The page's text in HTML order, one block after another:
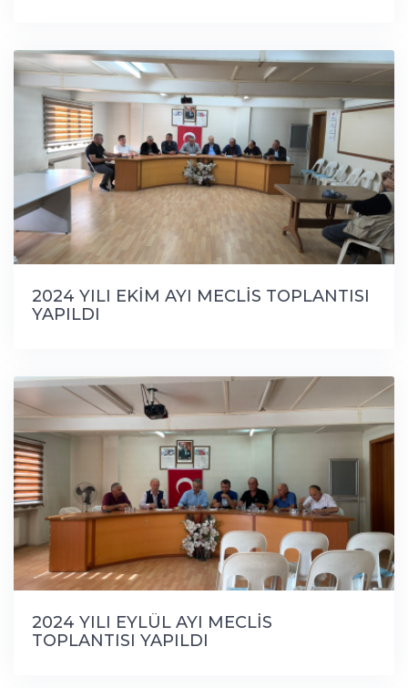
2024 YILI EKİM AYI MECLİS TOPLANTISI
YAPILDI
2024 YILI EYLÜL AYI MECLİS
TOPLANTISI YAPILDI